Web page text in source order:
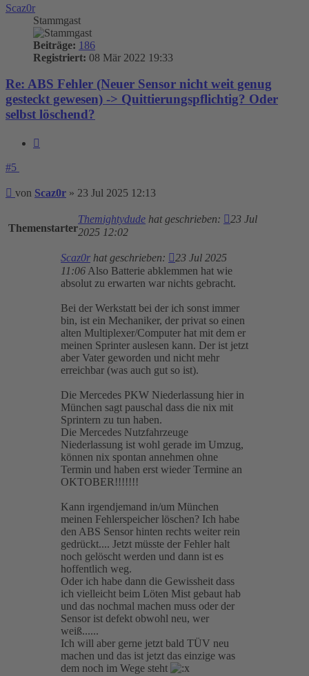
Scaz0r
Stammgast
Beiträge: 186
Registriert: 08 Mär 2022 19:33
Re: ABS Fehler (Neuer Sensor nicht weit genug
gesteckt gewesen) -> Quittierungspflichtig? Oder
selbst löschend?
#5
Beitrag
von Scaz0r » 23 Jul 2025 12:13
Themenstarter
Themightydude hat geschrieben:
23 Jul
2025 12:02
Scaz0r hat geschrieben:
23 Jul 2025
11:06 Also Batterie abklemmen hat wie
absolut zu erwarten war nichts gebracht.
Bei der Werkstatt bei der ich sonst immer
bin, ist ein Mechaniker, der privat so einen
alten Multiplexer/Computer hat mit dem er
meinen Sprinter auslesen kann. Der ist jetzt
aber Vater geworden und nicht mehr
erreichbar (was auch gut so ist).
Die Mercedes PKW Niederlassung hier in
München sagt pauschal dass die nix mit
Sprintern zu tun haben.
Die Mercedes Nutzfahrzeuge
Niederlassung ist wohl gerade im Umzug,
können nix spontan annehmen ohne
Termin und haben erst wieder Termine an
OKTOBER!!!!!!!
Kann irgendjemand in/um München
meinen Fehlerspeicher löschen? Ich habe
den ABS Sensor hinten rechts weiter rein
gedrückt.... Jetzt müsste der Fehler halt
noch gelöscht werden und dann ist es
hoffentlich weg.
Oder ich habe dann die Gewissheit dass
ich vielleicht beim Löten Mist gebaut hab
und das nochmal machen muss oder der
Sensor ist defekt obwohl neu, wer
weiß......
Ich will aber gerne jetzt bald TÜV neu
machen und das ist jetzt das einzige was
dem noch im Wege steht